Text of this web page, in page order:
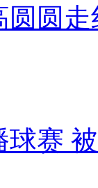
圆圆走
球赛